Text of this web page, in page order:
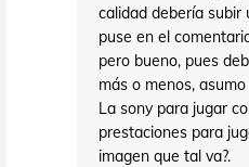
calidad debería subir
puse en el
pero bueno, pues
más o menos,
La sony para jugar
prestaciones para
imagen que tal va?.